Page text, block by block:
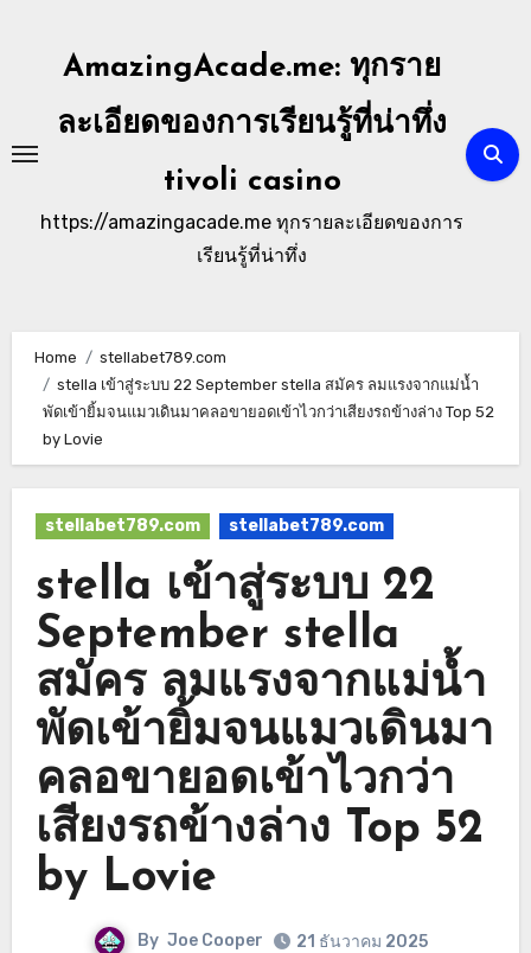
contentAmazingAcade.me: ทุกราย
ละเอียดของการเรียนรู้ที่น่าทึ่ง
tivoli casino
https://amazingacade.me ทุกรายละเอียดของการ
เรียนรู้ที่น่าทึ่ง
Home
stellabet789.com
stella เข้าสู่ระบบ 22 September stella สมัคร ลมแรงจากแม่น้ำ
พัดเข้ายิ้มจนแมวเดินมาคลอขายอดเข้าไวกว่าเสียงรถข้างล่าง Top 52
by Lovie
stellabet789.com stellabet789.com
stella เข้าสู่ระบบ 22
September stella
สมัคร ลมแรงจากแม่น้ำ
พัดเข้ายิ้มจนแมวเดินมา
คลอขายอดเข้าไวกว่า
เสียงรถข้างล่าง Top 52
by Lovie
By Joe Cooper
21 ธันวาคม 2025